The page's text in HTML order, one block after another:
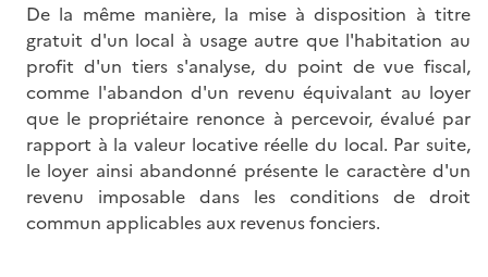
De la même manière, la mise à disposition à titre
gratuit d'un local à usage autre que l'habitation au
profit d'un tiers s'analyse, du point de vue fiscal,
comme l'abandon d'un revenu équivalant au loyer
que le propriétaire renonce à percevoir, évalué par
rapport à la valeur locative réelle du local. Par suite,
le loyer ainsi abandonné présente le caractère d'un
revenu imposable dans les conditions de droit
commun applicables aux revenus fonciers.